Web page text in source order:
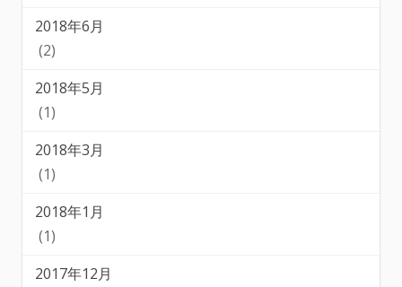
2018年6月
(2)
2018年5月
(1)
2018年3月
(1)
2018年1月
(1)
2017年12月